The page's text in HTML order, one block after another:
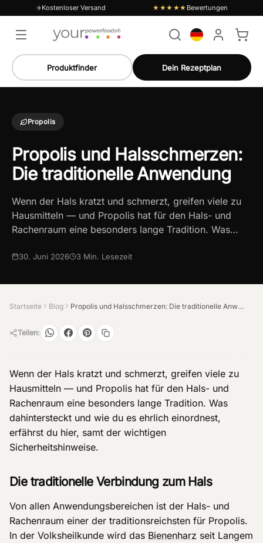
Kostenloser Versand ★★★★★ Bewertungen
Produktfinder Dein Rezeptplan
Propolis
Propolis und Halsschmerzen:
Die traditionelle Anwendung
Wenn der Hals kratzt und schmerzt, greifen viele zu
Hausmitteln — und Propolis hat für den Hals- und
Rachenraum eine besonders lange Tradition. Was…
30. Juni 2026 3 Min. Lesezeit
Startseite Blog Propolis und Halsschmerzen: Die traditionelle Anwendung
Teilen:
Wenn der Hals kratzt und schmerzt, greifen viele zu
Hausmitteln — und Propolis hat für den Hals- und
Rachenraum eine besonders lange Tradition. Was
dahintersteckt und wie du es ehrlich einordnest,
erfährst du hier, samt der wichtigen
Sicherheitshinweise.
Die traditionelle Verbindung zum Hals
Von allen Anwendungsbereichen ist der Hals- und
Rachenraum einer der traditionsreichsten für Propolis.
In der Volksheilkunde wird das Bienenharz seit Langem